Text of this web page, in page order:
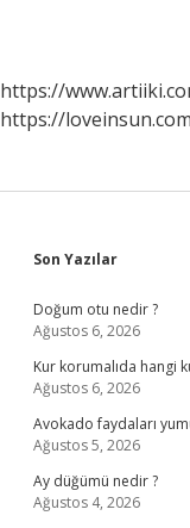
https://
https://
Sidebar
Son Yazılar
Doğum otu nedir ?
Ağustos 6, 2026
Kur korumalıda hangi
Ağustos 6, 2026
Avokado faydaları
Ağustos 5, 2026
Ay düğümü nedir ?
Ağustos 4, 2026